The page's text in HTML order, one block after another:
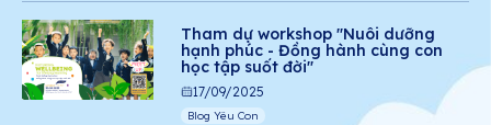
Tham dự workshop "Nuôi dưỡng
hạnh phúc - Đồng hành cùng con
học tập suốt đời"
17/09/2025
Blog Yêu Con